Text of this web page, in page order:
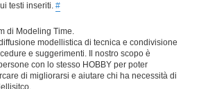
testi inseriti. #
di Modeling Time.
modellistica di tecnica e condivisione
e suggerimenti. Il nostro scopo è
con lo stesso HOBBY per poter
di migliorarsi e aiutare chi ha necessità di